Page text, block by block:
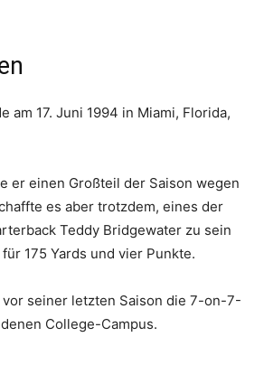
am 17. Juni 1994 in Miami, Florida,
er einen Großteil der Saison wegen
es aber trotzdem, eines der
Teddy Bridgewater zu sein
175 Yards und vier Punkte.
seiner letzten Saison die 7-on-7-
College-Campus.